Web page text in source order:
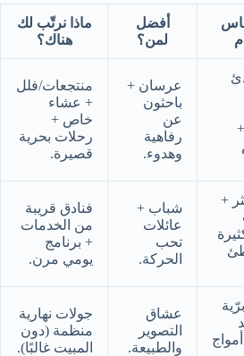
أفضل
لمن؟
ماذا نرتّب لك
هناك؟
عرسان +
باحثون
عن
رفاهية
وهدوء.
منتجعات/فلل
+ عشاء
خاص +
رحلات بحرية
قصيرة.
+
شباب +
عائلات
تحب
الحركة.
فنادق قريبة
من الخدمات
+ برنامج
يومي مرن.
عشاق
التصوير
والطبيعة.
جولات نهارية
منظمة (دون
المبيت غالبًا).